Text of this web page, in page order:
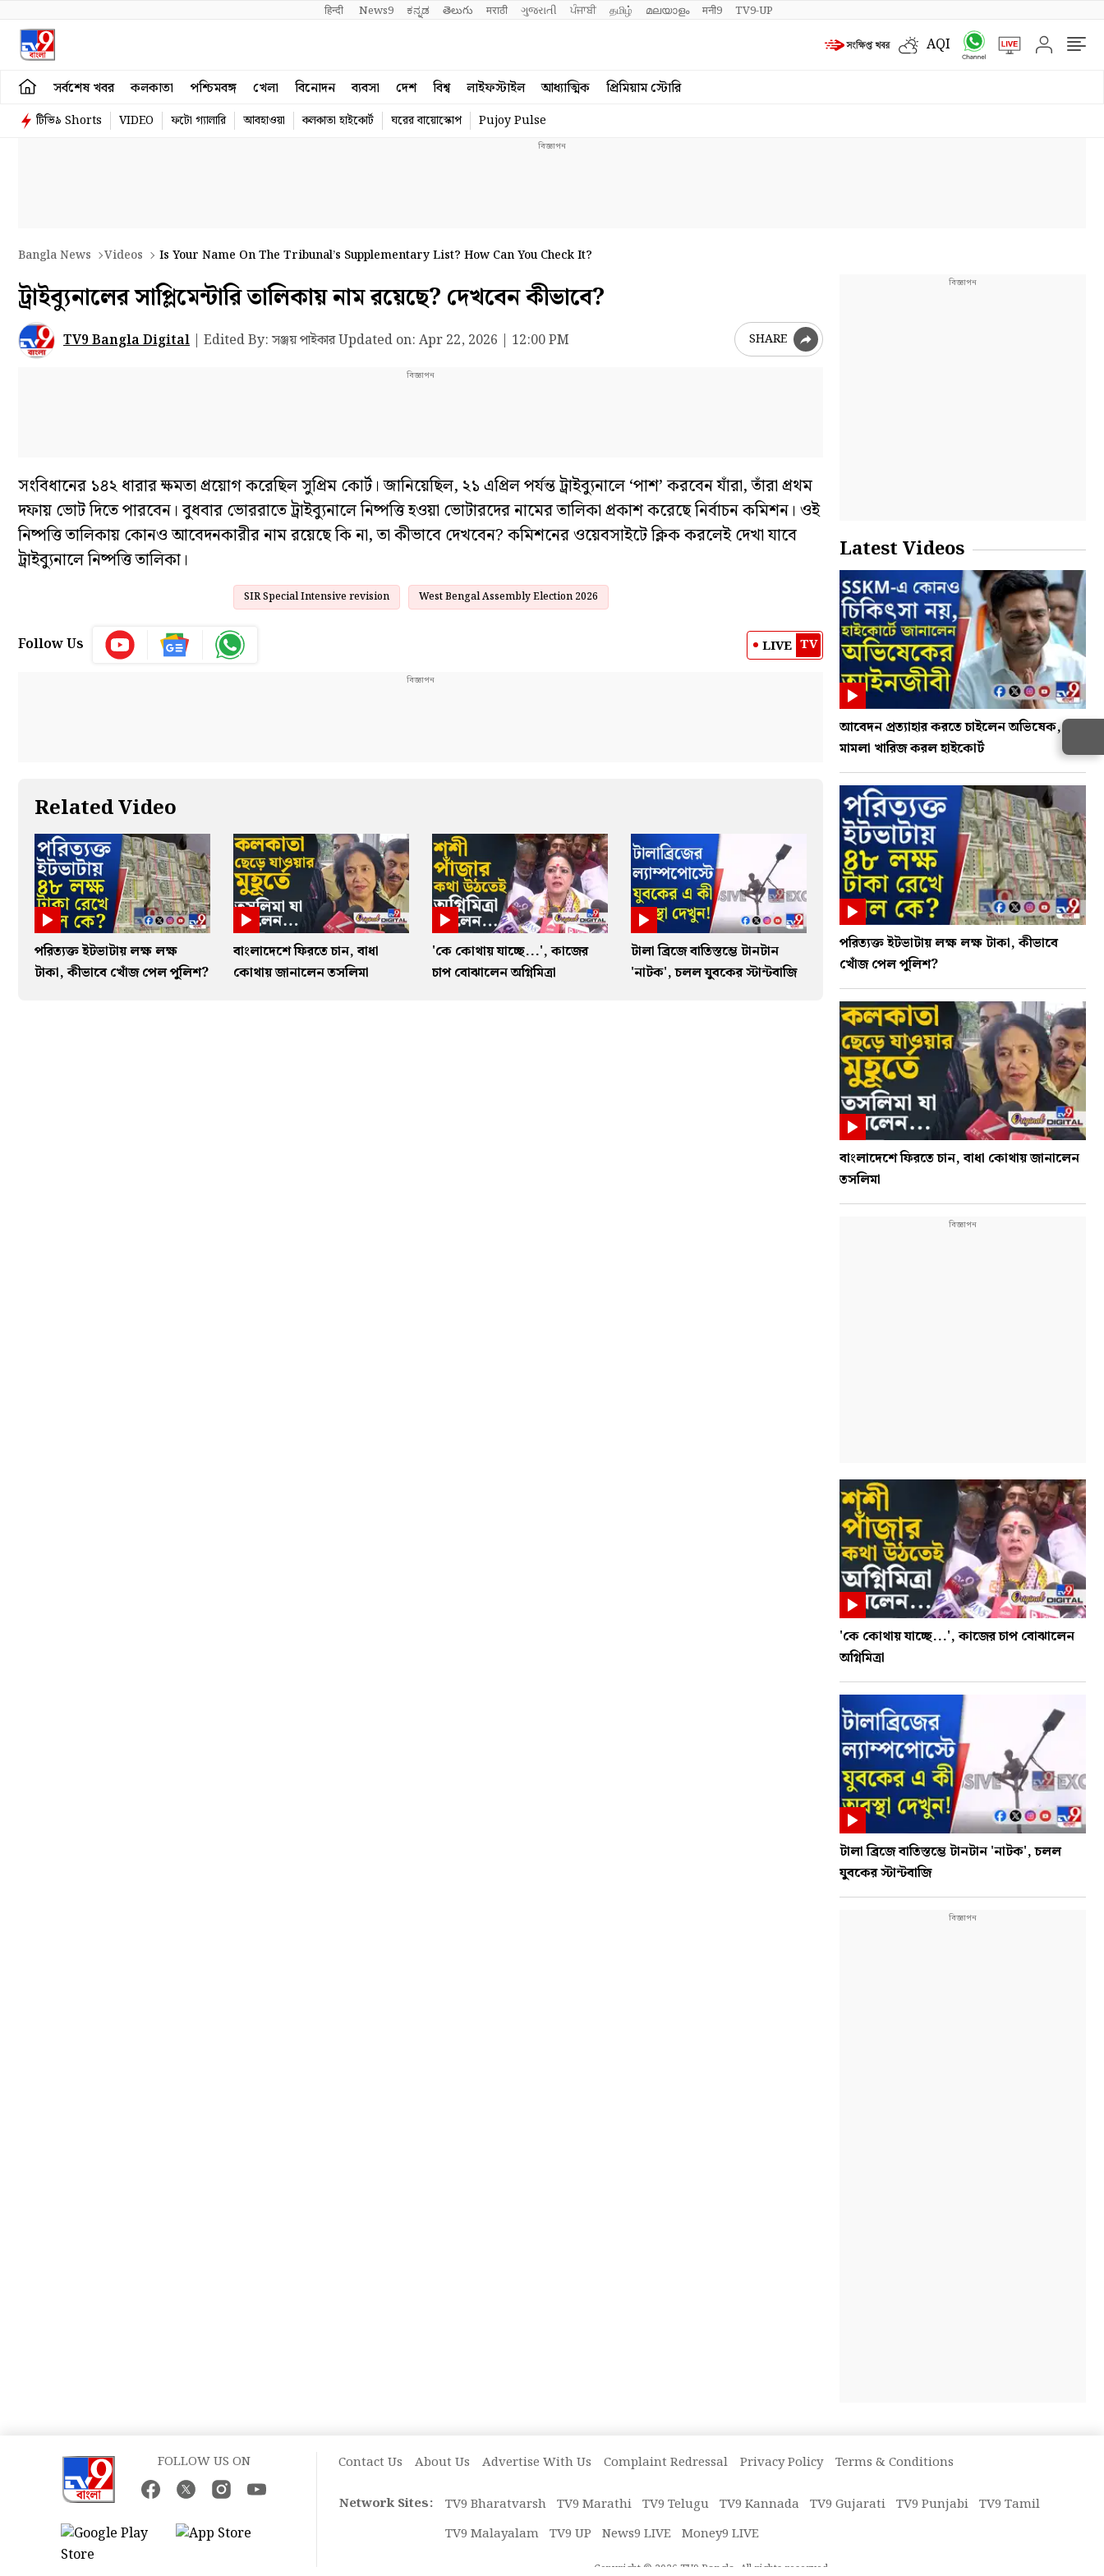
हिन्दी News9 ಕನ್ನಡ తెలుగు मराठी ગુજરાતી ਪੰਜਾਬੀ தமிழ் മലയാളം मनी9 TV9-UP
AQI
সর্বশেষ খবর কলকাতা পশ্চিমবঙ্গ খেলা বিনোদন ব্যবসা দেশ বিশ্ব লাইফস্টাইল আধ্যাত্মিক প্রিমিয়াম স্টোরি
টিভি৯ Shorts VIDEO ফটো গ্যালারি আবহাওয়া কলকাতা হাইকোর্ট ঘরের বায়োস্কোপ Pujoy Pulse
Bangla News Videos Is Your Name On The Tribunal’s Supplementary List? How Can You Check It?
ট্রাইব্যুনালের সাপ্লিমেন্টারি তালিকায় নাম রয়েছে? দেখবেন কীভাবে?
TV9 Bangla Digital | Edited By: সঞ্জয় পাইকারUpdated on: Apr 22, 2026 | 12:00 PM SHARE
সংবিধানের ১৪২ ধারার ক্ষমতা প্রয়োগ করেছিল সুপ্রিম কোর্ট। জানিয়েছিল, ২১ এপ্রিল পর্যন্ত ট্রাইব্যুনালে ‘পাশ’ করবেন যাঁরা, তাঁরা প্রথম
দফায় ভোট দিতে পারবেন। বুধবার ভোররাতে ট্রাইব্যুনালে নিষ্পত্তি হওয়া ভোটারদের নামের তালিকা প্রকাশ করেছে নির্বাচন কমিশন। ওই
নিষ্পত্তি তালিকায় কোনও আবেদনকারীর নাম রয়েছে কি না, তা কীভাবে দেখবেন? কমিশনের ওয়েবসাইটে ক্লিক করলেই দেখা যাবে
ট্রাইব্যুনালে নিষ্পত্তি তালিকা।
SIR Special Intensive revision West Bengal Assembly Election 2026
Follow Us LIVE TV
Related Video
পরিত্যক্ত ইটভাটায় লক্ষ লক্ষ
টাকা, কীভাবে খোঁজ পেল পুলিশ?
বাংলাদেশে ফিরতে চান, বাধা
কোথায় জানালেন তসলিমা
'কে কোথায় যাচ্ছে...', কাজের
চাপ বোঝালেন অগ্নিমিত্রা
টালা ব্রিজে বাতিস্তম্ভে টানটান
'নাটক', চলল যুবকের স্টান্টবাজি
Latest Videos
আবেদন প্রত্যাহার করতে চাইলেন অভিষেক,
মামলা খারিজ করল হাইকোর্ট
পরিত্যক্ত ইটভাটায় লক্ষ লক্ষ টাকা, কীভাবে
খোঁজ পেল পুলিশ?
বাংলাদেশে ফিরতে চান, বাধা কোথায় জানালেন
তসলিমা
'কে কোথায় যাচ্ছে...', কাজের চাপ বোঝালেন
অগ্নিমিত্রা
টালা ব্রিজে বাতিস্তম্ভে টানটান 'নাটক', চলল
যুবকের স্টান্টবাজি
FOLLOW US ON Contact Us About Us Advertise With Us Complaint Redressal Privacy Policy Terms & Conditions
Network Sites: TV9 Bharatvarsh TV9 Marathi TV9 Telugu TV9 Kannada TV9 Gujarati TV9 Punjabi TV9 Tamil
TV9 Malayalam TV9 UP News9 LIVE Money9 LIVE
Copyright © 2026 TV9 Bangla. All rights reserved.